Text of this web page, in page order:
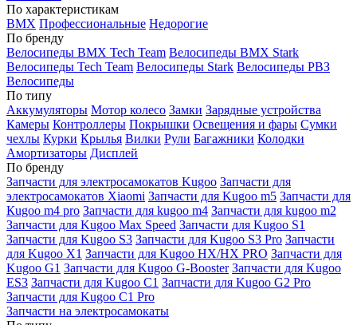
По характеристикам
BMX Профессиональные Недорогие
По бренду
Велосипеды BMX Tech Team Велосипеды BMX Stark
Велосипеды Tech Team Велосипеды Stark Велосипеды РВЗ
Велосипеды
По типу
Аккумуляторы Мотор колесо Замки Зарядные устройства
Камеры Контроллеры Покрышки Освещения и фары Сумки
чехлы Курки Крылья Вилки Рули Багажники Колодки
Амортизаторы Дисплей
По бренду
Запчасти для электросамокатов Kugoo Запчасти для
электросамокатов Xiaomi Запчасти для Kugoo m5 Запчасти для
Кugoo m4 pro Запчасти для kugoo m4 Запчасти для kugoo m2
Запчасти для Kugoo Max Speed Запчасти для Kugoo S1
Запчасти для Kugoo S3 Запчасти для Kugoo S3 Pro Запчасти
для Kugoo X1 Запчасти для Kugoo HX/HX PRO Запчасти для
Kugoo G1 Запчасти для Kugoo G-Booster Запчасти для Kugoo
ES3 Запчасти для Kugoo C1 Запчасти для Kugoo G2 Pro
Запчасти для Kugoo C1 Pro
Запчасти на электросамокаты